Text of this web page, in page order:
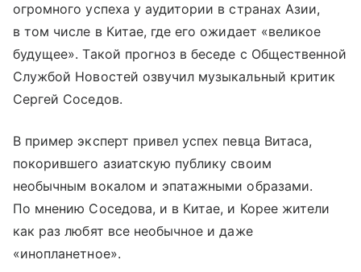
огромного успеха у аудитории в странах Азии,
в том числе в Китае, где его ожидает «великое
будущее». Такой прогноз в беседе с Общественной
Службой Новостей озвучил музыкальный критик
Сергей Соседов.
В пример эксперт привел успех певца Витаса,
покорившего азиатскую публику своим
необычным вокалом и эпатажными образами.
По мнению Соседова, и в Китае, и Корее жители
как раз любят все необычное и даже
«инопланетное».